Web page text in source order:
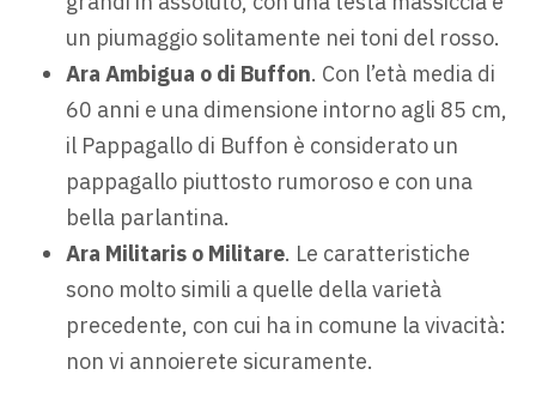
un piumaggio solitamente nei toni del rosso.
Ara Ambigua o di Buffon. Con l’età media di
60 anni e una dimensione intorno agli 85 cm,
il Pappagallo di Buffon è considerato un
pappagallo piuttosto rumoroso e con una
bella parlantina.
Ara Militaris o Militare. Le caratteristiche
sono molto simili a quelle della varietà
precedente, con cui ha in comune la vivacità:
non vi annoierete sicuramente.